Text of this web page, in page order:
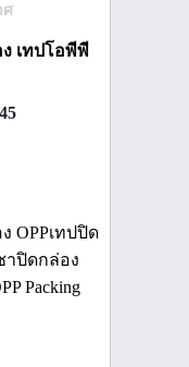
ศ
เทปโอพีพี
OPPเทปปิด
าปิดกล่อง
Packing